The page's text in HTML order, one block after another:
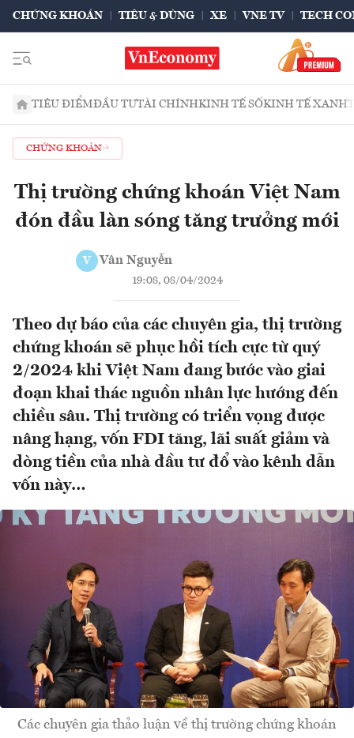
CHỨNG KHOÁN TIÊU & DÙNG XE VNE TV TECH
TIÊU ĐIỂMĐẦU TƯTÀI CHÍNHKINH TẾ SỐKINH TẾ XANH
CHỨNG KHOÁN
Thị trường chứng khoán Việt Nam
đón đầu làn sóng tăng trưởng mới
V Vân Nguyễn
19:08, 08/04/2024
Theo dự báo của các chuyên gia, thị trường
chứng khoán sẽ phục hồi tích cực từ quý
2/2024 khi Việt Nam đang bước vào giai
đoạn khai thác nguồn nhân lực hướng đến
chiều sâu. Thị trường có triển vọng được
nâng hạng, vốn FDI tăng, lãi suất giảm và
dòng tiền của nhà đầu tư đổ vào kênh dẫn
vốn này…
Các chuyên gia thảo luận về thị trường chứng khoán